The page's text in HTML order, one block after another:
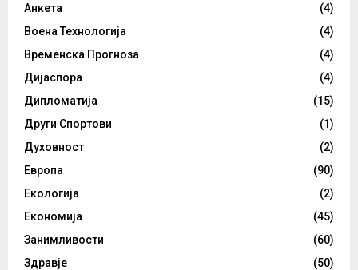
Анкета
(4)
Воена Технологија
(4)
Временска Прогноза
(4)
Дијаспора
(4)
Дипломатија
(15)
Други Спортови
(1)
Духовност
(2)
Европа
(90)
Екологија
(2)
Економија
(45)
Занимливости
(60)
Здравје
(50)